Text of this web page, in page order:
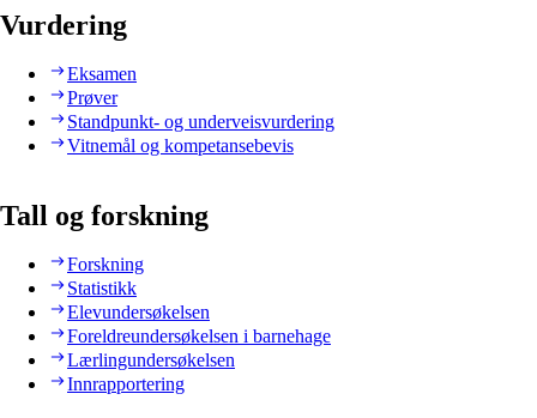
Vurdering
Eksamen
Prøver
Standpunkt- og underveisvurdering
Vitnemål og kompetansebevis
Tall og forskning
Forskning
Statistikk
Elevundersøkelsen
Foreldreundersøkelsen i barnehage
Lærlingundersøkelsen
Innrapportering